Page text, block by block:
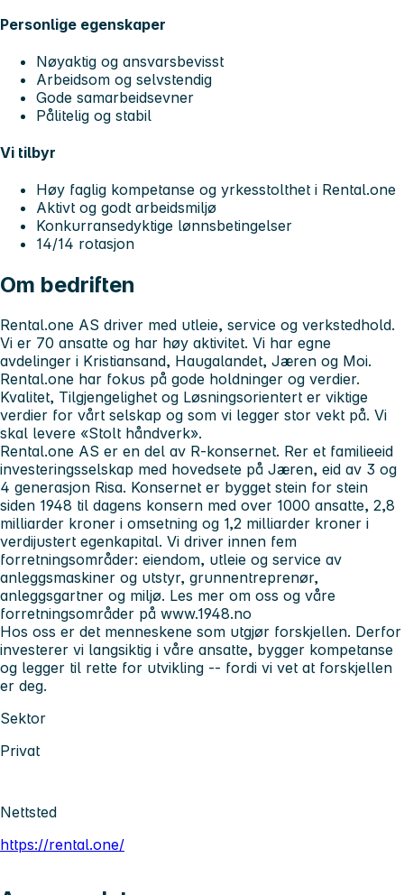
Personlige egenskaper
Nøyaktig og ansvarsbevisst
Arbeidsom og selvstendig
Gode samarbeidsevner
Pålitelig og stabil
Vi tilbyr
Høy faglig kompetanse og yrkesstolthet i Rental.one
Aktivt og godt arbeidsmiljø
Konkurransedyktige lønnsbetingelser
14/14 rotasjon
Om bedriften
Rental.one AS driver med utleie, service og verkstedhold.
Vi er 70 ansatte og har høy aktivitet. Vi har egne
avdelinger i Kristiansand, Haugalandet, Jæren og Moi.
Rental.one har fokus på gode holdninger og verdier.
Kvalitet, Tilgjengelighet og Løsningsorientert er viktige
verdier for vårt selskap og som vi legger stor vekt på. Vi
skal levere «Stolt håndverk».
Rental.one AS er en del av R-konsernet. Rer et familieeid
investeringsselskap med hovedsete på Jæren, eid av 3 og
4 generasjon Risa. Konsernet er bygget stein for stein
siden 1948 til dagens konsern med over 1000 ansatte, 2,8
milliarder kroner i omsetning og 1,2 milliarder kroner i
verdijustert egenkapital. Vi driver innen fem
forretningsområder: eiendom, utleie og service av
anleggsmaskiner og utstyr, grunnentreprenør,
anleggsgartner og miljø. Les mer om oss og våre
forretningsområder på www.1948.no
Hos oss er det menneskene som utgjør forskjellen. Derfor
investerer vi langsiktig i våre ansatte, bygger kompetanse
og legger til rette for utvikling -- fordi vi vet at forskjellen
er deg.
Sektor
Privat
Nettsted
https://rental.one/